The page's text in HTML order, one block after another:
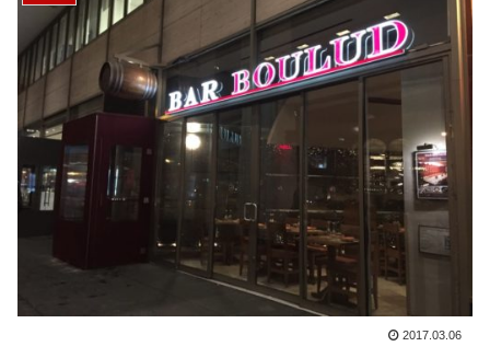
2017.03.06